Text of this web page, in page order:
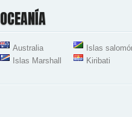
OCEANÍA
Australia
Islas Marshall
Islas
Kiribati